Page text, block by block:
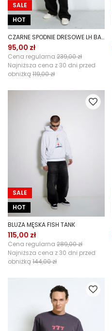
SALE
HOT
CZARNE SPODNIE DRESOWE LH BASIC
95,00 zł
Cena regularna 239,00 zł
Najniższa cena z 30 dni przed
obniżką 119,00 zł
SALE
HOT
BLUZA MĘSKA FISH TANK
115,00 zł
Cena regularna 289,00 zł
Najniższa cena z 30 dni przed
obniżką 144,00 zł